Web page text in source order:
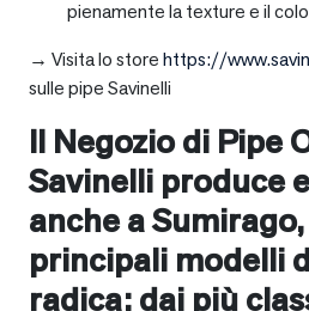
pienamente la texture e il
→ Visita lo storehttps://
sulle pipe Savinelli
Il Negozio di Pipe
Savinelli produce
anche aSumirago
principali modelli
radica; dai più